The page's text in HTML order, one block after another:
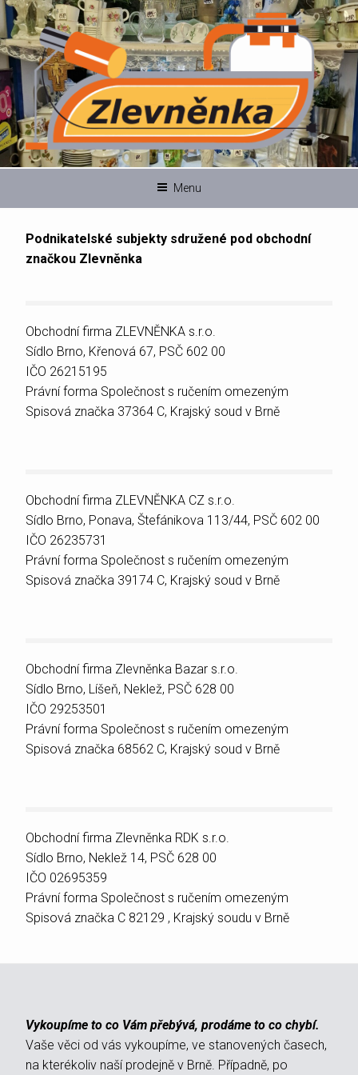
Přejít
k
obsahu
webu
ZLEVNĚNKA
bazar
Menu
Podnikatelské subjekty sdružené pod obchodní
značkou Zlevněnka
Obchodní firma ZLEVNĚNKA s.r.o.
Sídlo Brno, Křenová 67, PSČ 602 00
IČO 26215195
Právní forma Společnost s ručením omezeným
Spisová značka 37364 C, Krajský soud v Brně
Obchodní firma ZLEVNĚNKA CZ s.r.o.
Sídlo Brno, Ponava, Štefánikova 113/44, PSČ 602 00
IČO 26235731
Právní forma Společnost s ručením omezeným
Spisová značka 39174 C, Krajský soud v Brně
Obchodní firma Zlevněnka Bazar s.r.o.
Sídlo Brno, Líšeň, Neklež, PSČ 628 00
IČO 29253501
Právní forma Společnost s ručením omezeným
Spisová značka 68562 C, Krajský soud v Brně
Obchodní firma Zlevněnka RDK s.r.o.
Sídlo Brno, Neklež 14, PSČ 628 00
IČO 02695359
Právní forma Společnost s ručením omezeným
Spisová značka C 82129 , Krajský soudu v Brně
Vykoupíme to co Vám přebývá, prodáme to co chybí.
Vaše věci od vás vykoupíme, ve stanovených časech,
na kterékoliv naší prodejně v Brně. Případně, po